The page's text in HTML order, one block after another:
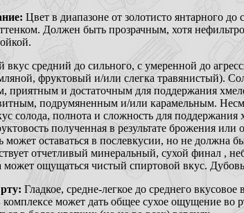
Цвет в диапазоне от золотисто янтарного
Должен быть прозрачным, хотя
вкус средний до сильного, с умеренной до
фруктовый и/или слегка травянистый).
и достаточным для поддержания
подрумяненным и/или карамельным.
солода, полнота и сложность для
полученная в результате брожения
может оставаться в послевкусии, но не должна
отчетливый минеральный, сухой финал ,
может ощущаться чистый спиртовой вкус.
Гладкое, средне-легкое до среднего
комплексе может дать общее сухое ощущение во